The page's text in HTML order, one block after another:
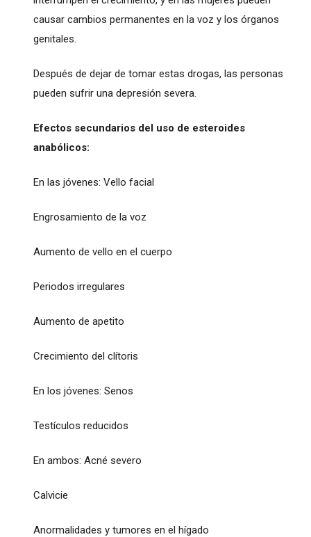
causar cambios permanentes en la voz y los órganos
genitales.
Después de dejar de tomar estas drogas, las personas
pueden sufrir una depresión severa.
Efectos secundarios del uso de esteroides
anabólicos:
En las jóvenes: Vello facial
Engrosamiento de la voz
Aumento de vello en el cuerpo
Periodos irregulares
Aumento de apetito
Crecimiento del clítoris
En los jóvenes: Senos
Testículos reducidos
En ambos: Acné severo
Calvicie
Anormalidades y tumores en el hígado